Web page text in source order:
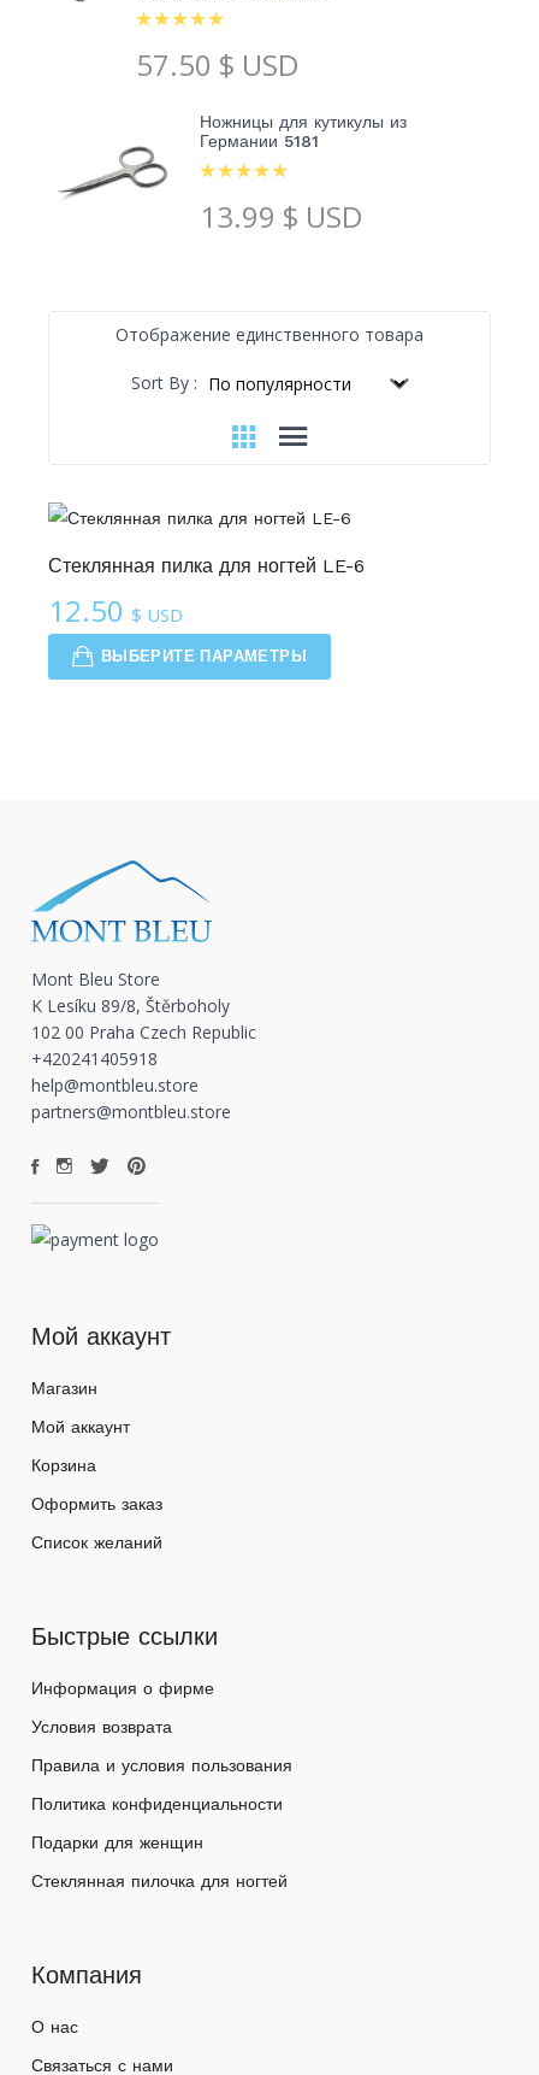
57.50 $ USD
Ножницы для кутикулы из
Германии 5181
13.99 $ USD
Отображение единственного товара
Sort By :
Стеклянная пилка для ногтей LE-6
12.50$ USD
ВЫБЕРИТЕ ПАРАМЕТРЫ
Mont Bleu Store
K Lesíku 89/8, Štěrboholy
102 00 Praha Czech Republic
+420241405918
help@montbleu.store
partners@montbleu.store
Мой аккаунт
Магазин
Мой аккаунт
Корзина
Оформить заказ
Список желаний
Быстрые ссылки
Информация о фирме
Условия возврата
Правила и условия пользования
Политика конфиденциальности
Подарки для женщин
Стеклянная пилочка для ногтей
Компания
О нас
Связаться с нами